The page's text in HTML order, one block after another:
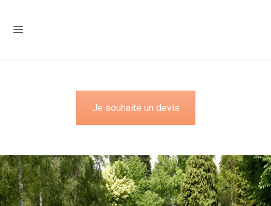
Je souhaite un devis